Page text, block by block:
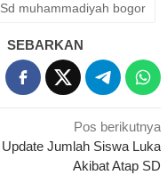
Sd muhammadiyah bogor
SEBARKAN
Pos berikutnya
Update Jumlah Siswa Luka
Akibat Atap SD